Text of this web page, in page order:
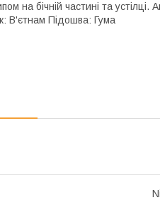
на бічній частині та
В'єтнам Підошва: Гума